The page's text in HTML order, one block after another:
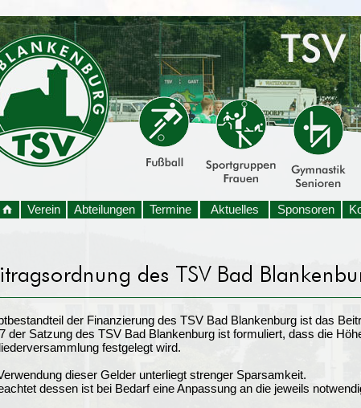
Verein Abteilungen Termine Aktuelles Sponsoren
der Finanzierung des TSV Bad Blankenburg ist das
der Satzung des TSV Bad Blankenburg ist formuliert, dass die
festgelegt wird.
dieser Gelder unterliegt strenger Sparsamkeit.
dessen ist bei Bedarf eine Anpassung an die jeweils